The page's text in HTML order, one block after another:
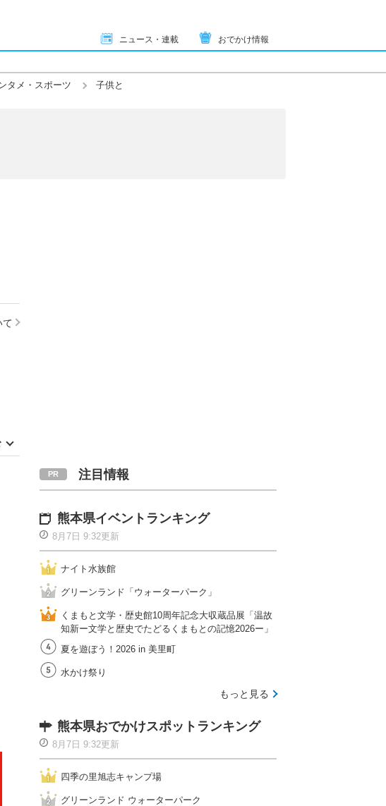
ニュース・連載 おでかけ情報
タメ・スポーツ 子供と
て
注目情報
熊本県イベントランキング
8月7日 9:32更新
ナイト水族館
グリーンランド「ウォーターパーク」
くまもと文学・歴史館10周年記念大収蔵品展「温故
知新ー文学と歴史でたどるくまもとの記憶2026ー」
夏を遊ぼう！2026 in 美里町
水かけ祭り
もっと見る
熊本県おでかけスポットランキング
8月7日 9:32更新
四季の里旭志キャンプ場
グリーンランド ウォーターパーク